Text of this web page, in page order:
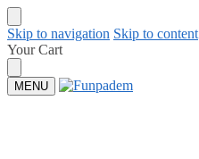
Skip to navigation Skip to content
Your Cart
MENU